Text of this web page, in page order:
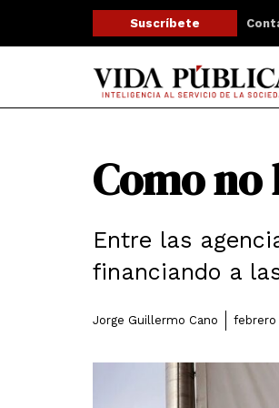
contenido
Suscríbete
Como
Entre las
financiando a
Jorge Guillermo Cano febrero